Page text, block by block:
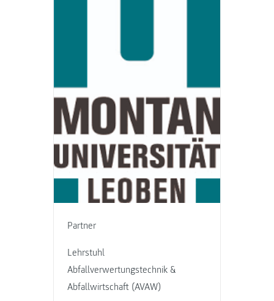
Partner
Lehrstuhl
Abfallverwertungstechnik &
Abfallwirtschaft (AVAW)